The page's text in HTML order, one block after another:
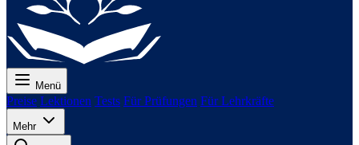
Menü
Preise Lektionen Tests Für Prüfungen Für Lehrkräfte
Mehr